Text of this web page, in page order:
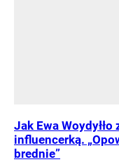
Jak Ewa
influencerką.
brednie”